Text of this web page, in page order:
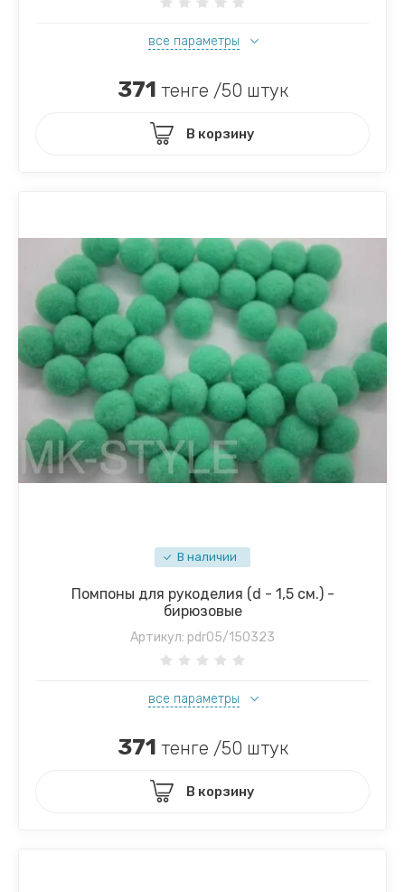
все параметры
371 тенге /50 штук
В корзину
В наличии
Помпоны для рукоделия (d - 1,5 см.) -
бирюзовые
Артикул: pdr05/150323
все параметры
371 тенге /50 штук
В корзину